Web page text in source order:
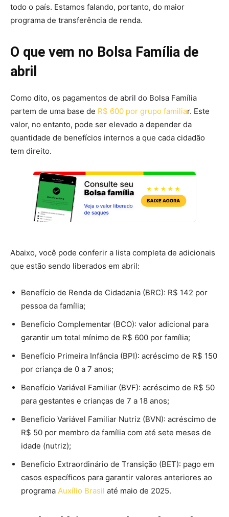
todo o país. Estamos falando, portanto, do maior
programa de transferência de renda.
O que vem no Bolsa Família de
abril
Como dito, os pagamentos de abril do Bolsa Família
partem de uma base de R$ 600 por grupo familiar. Este
valor, no entanto, pode ser elevado a depender da
quantidade de benefícios internos a que cada cidadão
tem direito.
Abaixo, você pode conferir a lista completa de adicionais
que estão sendo liberados em abril:
Benefício de Renda de Cidadania (BRC): R$ 142 por
pessoa da família;
Benefício Complementar (BCO): valor adicional para
garantir um total mínimo de R$ 600 por família;
Benefício Primeira Infância (BPI): acréscimo de R$ 150
por criança de 0 a 7 anos;
Benefício Variável Familiar (BVF): acréscimo de R$ 50
para gestantes e crianças de 7 a 18 anos;
Benefício Variável Familiar Nutriz (BVN): acréscimo de
R$ 50 por membro da família com até sete meses de
idade (nutriz);
Benefício Extraordinário de Transição (BET): pago em
casos específicos para garantir valores anteriores ao
programa Auxílio Brasil até maio de 2025.